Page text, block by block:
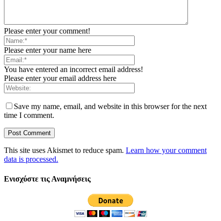
Please enter your comment!
Please enter your name here
You have entered an incorrect email address!
Please enter your email address here
Save my name, email, and website in this browser for the next
time I comment.
This site uses Akismet to reduce spam. Learn how your comment
data is processed.
Ενισχύστε τις Αναμνήσεις